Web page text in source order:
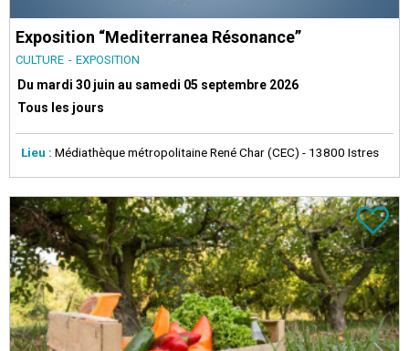
Exposition “Mediterranea Résonance”
CULTURE EXPOSITION
Du mardi 30 juin au samedi 05 septembre 2026
Tous les jours
Lieu : Médiathèque métropolitaine René Char (CEC) - 13800 Istres